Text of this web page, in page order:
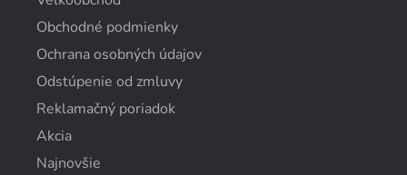
Obchodné podmienky
Ochrana osobných údajov
Odstúpenie od zmluvy
Reklamačný poriadok
Akcia
Najnovšie